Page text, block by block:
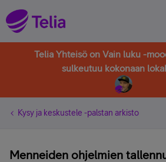
Telia Yhteisö on Vain luku -
sulkeutuu kokonaan
Kysy ja keskustele -palstan arkisto
Menneiden ohjelmien